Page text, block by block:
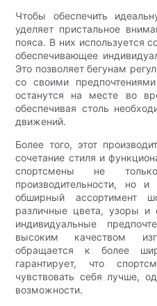
Чтобы обеспечить
уделяет пристальное
пояса. В них используется
обеспечивающее
Это позволяет бегунам
со своими
останутся на месте во
обеспечивая столь
движений.
Более того, этот
сочетание стиля и
спортсмены не
производительности, но
обширный ассортимент
различные цвета, узоры и
индивидуальные
высоким качеством
обращается к более
гарантирует, что
чувствовать себя лучше,
возможности.